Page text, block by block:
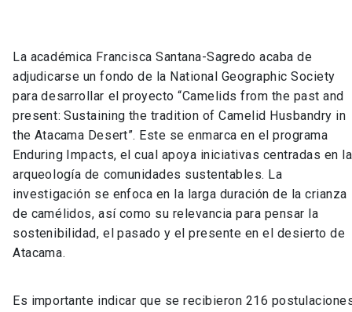
La académica Francisca Santana-Sagredo acaba de
adjudicarse un fondo de la National Geographic Society
para desarrollar el proyecto “Camelids from the past and
present: Sustaining the tradition of Camelid Husbandry in
the Atacama Desert”. Este se enmarca en el programa
Enduring Impacts, el cual apoya iniciativas centradas en la
arqueología de comunidades sustentables. La
investigación se enfoca en la larga duración de la crianza
de camélidos, así como su relevancia para pensar la
sostenibilidad, el pasado y el presente en el desierto de
Atacama.
Es importante indicar que se recibieron 216